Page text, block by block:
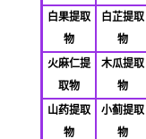
白果提取
物
白芷提取
物
火麻仁提
取物
木瓜提取
物
山药提取
物
小蓟提取
物